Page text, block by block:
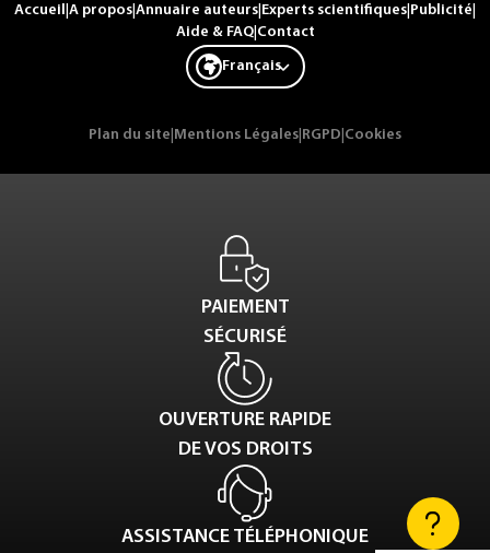
Accueil A propos Annuaire auteurs Experts scientifiques Publicité
Aide & FAQ| Contact
Français
Plan du site Mentions Légales RGPD Cookies
PAIEMENT
SÉCURISÉ
OUVERTURE RAPIDE
DE VOS DROITS
ASSISTANCE TÉLÉPHONIQUE